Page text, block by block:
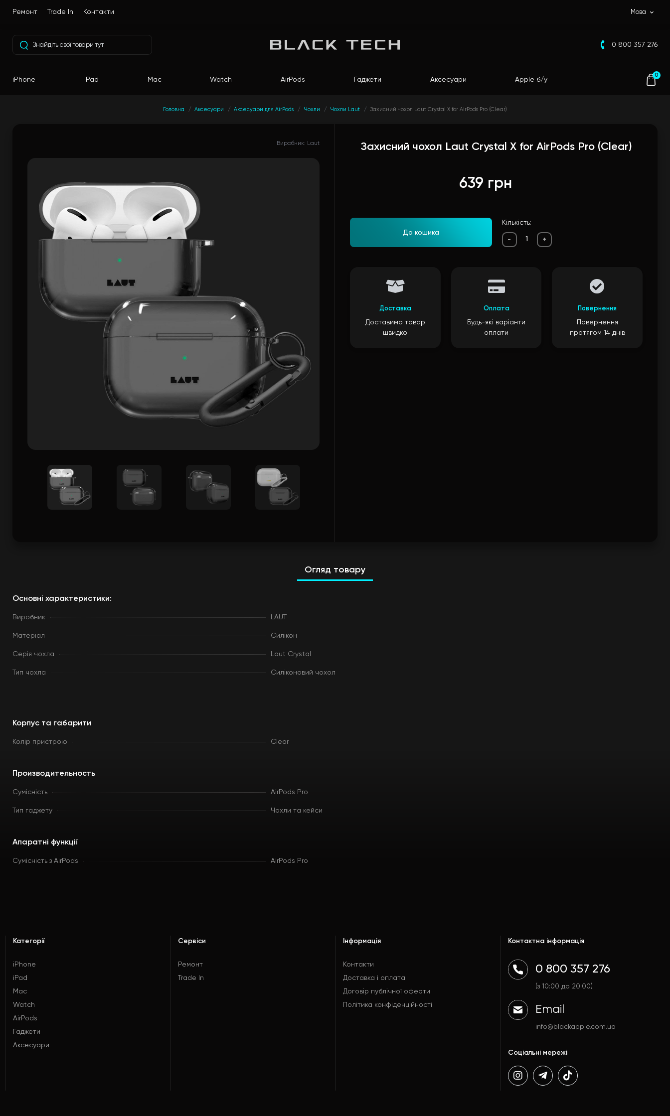
Ремонт Trade In Контакти Мова
0 800 357 276
iPhone iPad Mac Watch AirPods Гаджети Аксесуари Apple б/у
0
Головна Аксесуари Аксесуари для AirPods Чохли Чохли Laut Захисний чохол Laut Crystal X for AirPods Pro (Clear)
Виробник: Laut Захисний чохол Laut Crystal X for AirPods Pro (Clear)
639 грн
До кошика
Кількість:
- +
Доставка
Доставимо товар
швидко
Оплата
Будь-які варіанти
оплати
Повернення
Повернення
протягом 14 днів
Огляд товару
Основні характеристики:
Виробник LAUT
Матеріал Силікон
Серія чохла Laut Crystal
Тип чохла Силіконовий чохол
Корпус та габарити
Колір пристрою Clear
Производительность
Сумісність AirPods Pro
Тип гаджету Чохли та кейси
Апаратні функції
Сумісність з AirPods AirPods Pro
Категорії
iPhone
iPad
Mac
Watch
AirPods
Гаджети
Аксесуари
Сервіси
Ремонт
Trade In
Інформація
Контакти
Доставка і оплата
Договір публічної оферти
Політика конфіденційності
Контактна інформація
0 800 357 276
(з 10:00 до 20:00)
Email
info@blackapple.com.ua
Соціальні мережі